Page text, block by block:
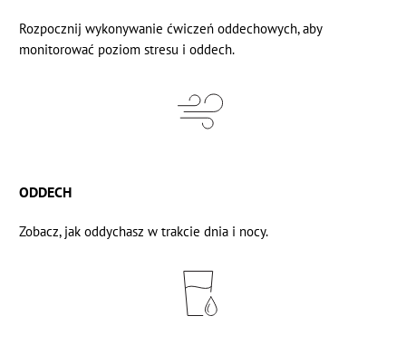
Rozpocznij wykonywanie ćwiczeń oddechowych, aby
monitorować poziom stresu i oddech.
ODDECH
Zobacz, jak oddychasz w trakcie dnia i nocy.